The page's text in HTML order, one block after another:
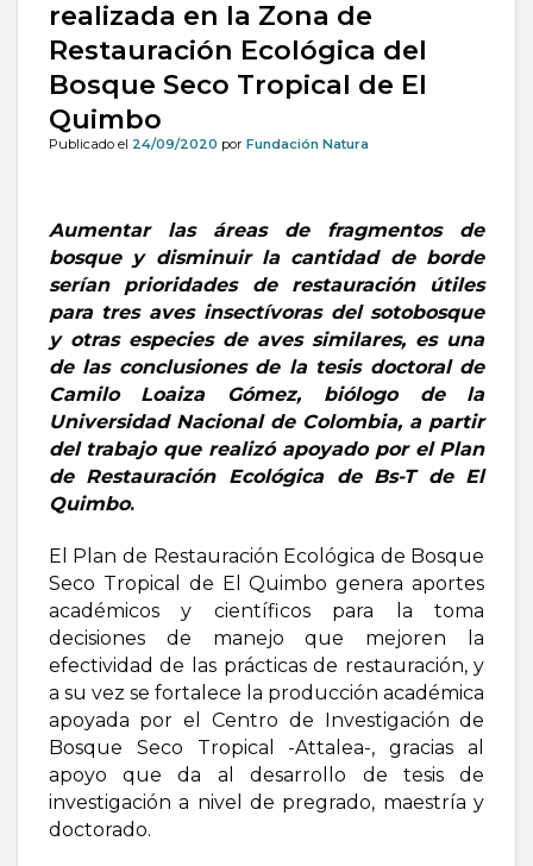
realizada en la Zona de
Restauración Ecológica del
Bosque Seco Tropical de El
Quimbo
Publicado el 24/09/2020 por Fundación Natura
Aumentar las áreas de fragmentos de
bosque y disminuir la cantidad de borde
serían prioridades de restauración útiles
para tres aves insectívoras del sotobosque
y otras especies de aves similares, es una
de las conclusiones de la tesis doctoral de
Camilo Loaiza Gómez, biólogo de la
Universidad Nacional de Colombia, a partir
del trabajo que realizó apoyado por el Plan
de Restauración Ecológica de Bs-T de El
Quimbo.
El Plan de Restauración Ecológica de Bosque
Seco Tropical de El Quimbo genera aportes
académicos y científicos para la toma
decisiones de manejo que mejoren la
efectividad de las prácticas de restauración, y
a su vez se fortalece la producción académica
apoyada por el Centro de Investigación de
Bosque Seco Tropical -Attalea-, gracias al
apoyo que da al desarrollo de tesis de
investigación a nivel de pregrado, maestría y
doctorado.